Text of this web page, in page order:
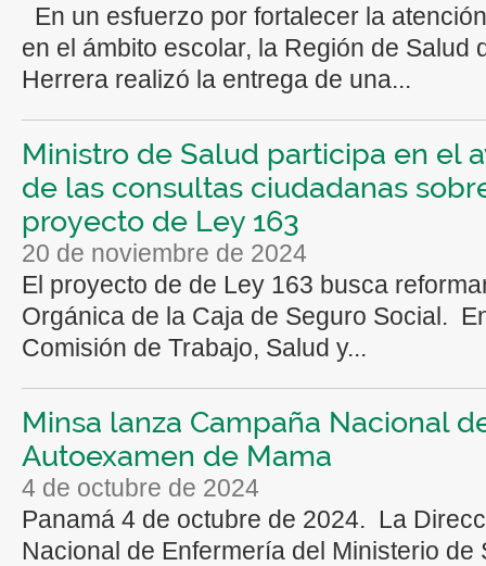
En un esfuerzo por fortalecer la
en el ámbito escolar, la Región de Salud
Herrera realizó la entrega de una...
Ministro de Salud participa en el
de las consultas ciudadanas
proyecto de Ley 163
20 de noviembre de 2024
El proyecto de de Ley 163 busca
Orgánica de la Caja de Seguro Social.
Comisión de Trabajo, Salud y...
Minsa lanza Campaña Nacional
Autoexamen de Mama
4 de octubre de 2024
Panamá 4 de octubre de 2024. La
Nacional de Enfermería del Ministerio de